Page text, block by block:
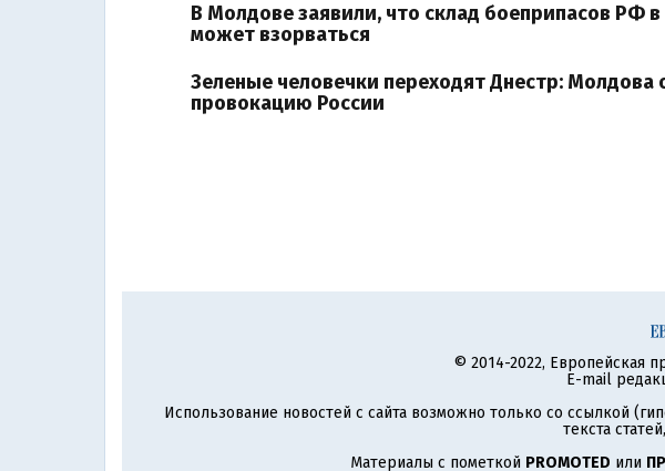
В Молдове заявили, что склад боеприпасов РФ
может взорваться
Зеленые человечки переходят Днестр: Молдова
провокацию России
© 2014-2022, Европейская
E-mail
Использование новостей с сайта возможно только со ссылкой
текста
Материалы с пометкой PROMOTED или